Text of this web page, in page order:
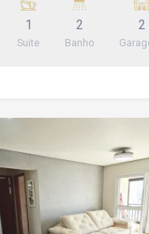
com cooktop e área de
recém reformado.
adulto e infantil,
(Claro).
1
Suite
2
Banho
2